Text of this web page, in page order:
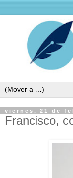
viernes, 21 de
Francisco,